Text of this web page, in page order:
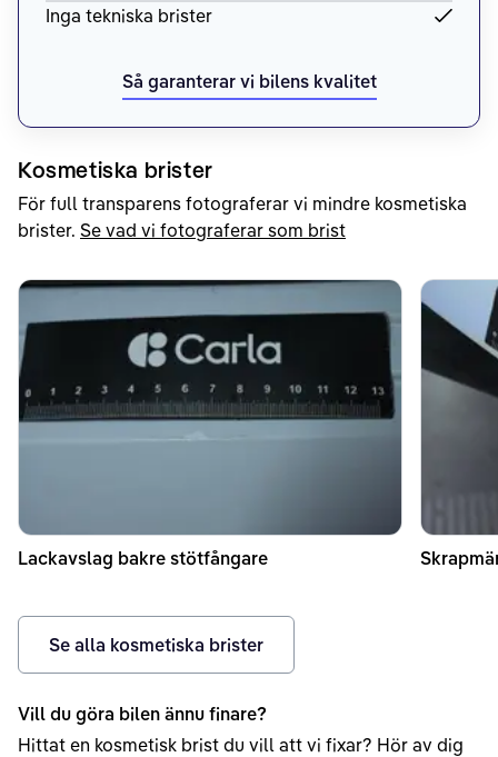
Inga tekniska brister
Så garanterar vi bilens kvalitet
Kosmetiska brister
För full transparens fotograferar vi mindre kosmetiska
brister. Se vad vi fotograferar som brist
Lackavslag bakre stötfångare
Se alla kosmetiska brister
Vill du göra bilen ännu finare?
Hittat en kosmetisk brist du vill att vi fixar? Hör av dig